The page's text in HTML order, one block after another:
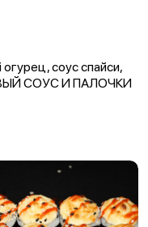
соус спайси,
СОУС И ПАЛОЧКИ